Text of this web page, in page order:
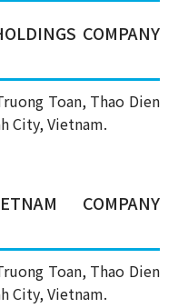
COMPANY
Toan, Thao Dien
City, Vietnam.
COMPANY
Toan, Thao Dien
City, Vietnam.